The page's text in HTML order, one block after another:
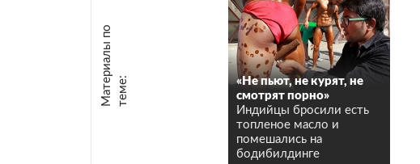
М
а
т е
р
и
а
л
ы
п
о
т
е
м
е :
«Не пьют, не курят, не
смотрят порно»
Индийцы бросили есть
топленое масло и
помешались на
бодибилдинге